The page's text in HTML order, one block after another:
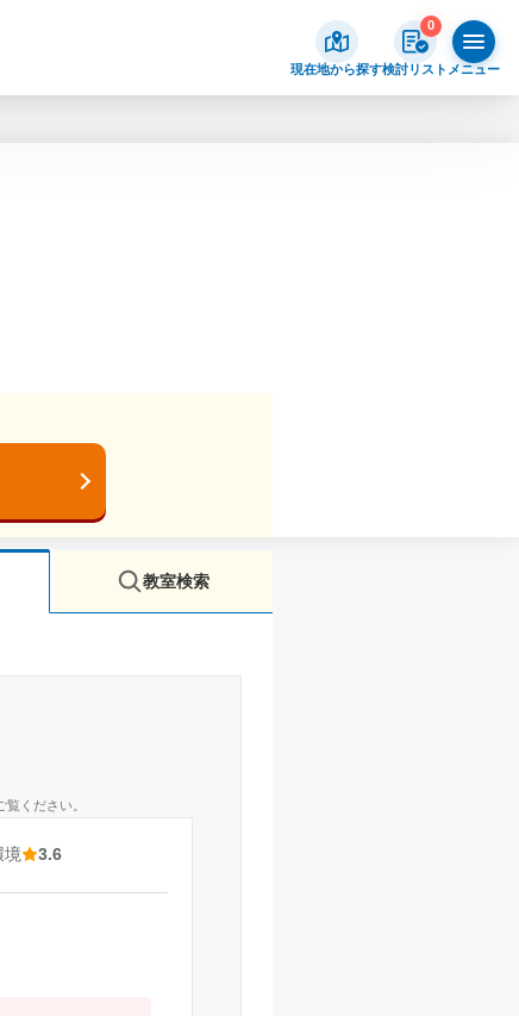
現在地から探す
0
検討リスト メニュー
教室検索
ください。
境
3.6